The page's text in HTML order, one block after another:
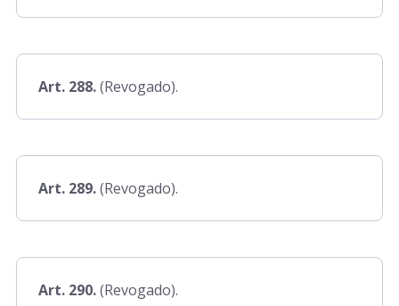
Art. 288.(Revogado).
Art. 289.(Revogado).
Art. 290.(Revogado).